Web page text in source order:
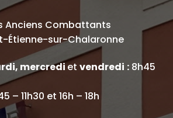
Anciens Combattants
Étienne-sur-Chalaronne
mercrediet vendredi :8h45
– 11h30 et 16h – 18h